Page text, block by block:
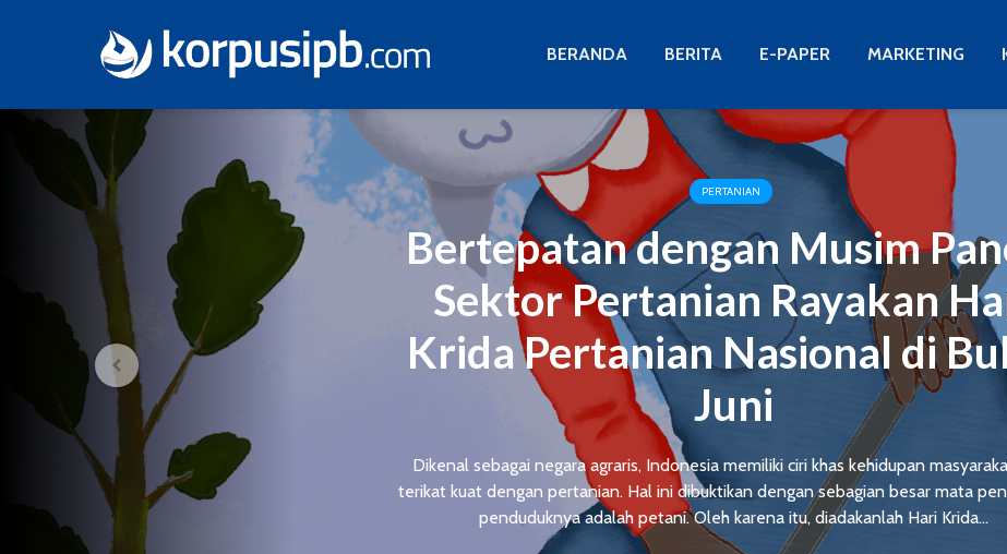
BERANDA BERITA E-PAPER MARKETING
PERTANIAN
Bertepatan dengan Musim
Sektor Pertanian Rayakan
Krida Pertanian Nasional di
Juni
Dikenal sebagai negara agraris, Indonesia memiliki ciri khas kehidupan
terikat kuat dengan pertanian. Hal ini dibuktikan dengan sebagian besar mata
penduduknya adalah petani. Oleh karena itu, diadakanlah Hari Krida...